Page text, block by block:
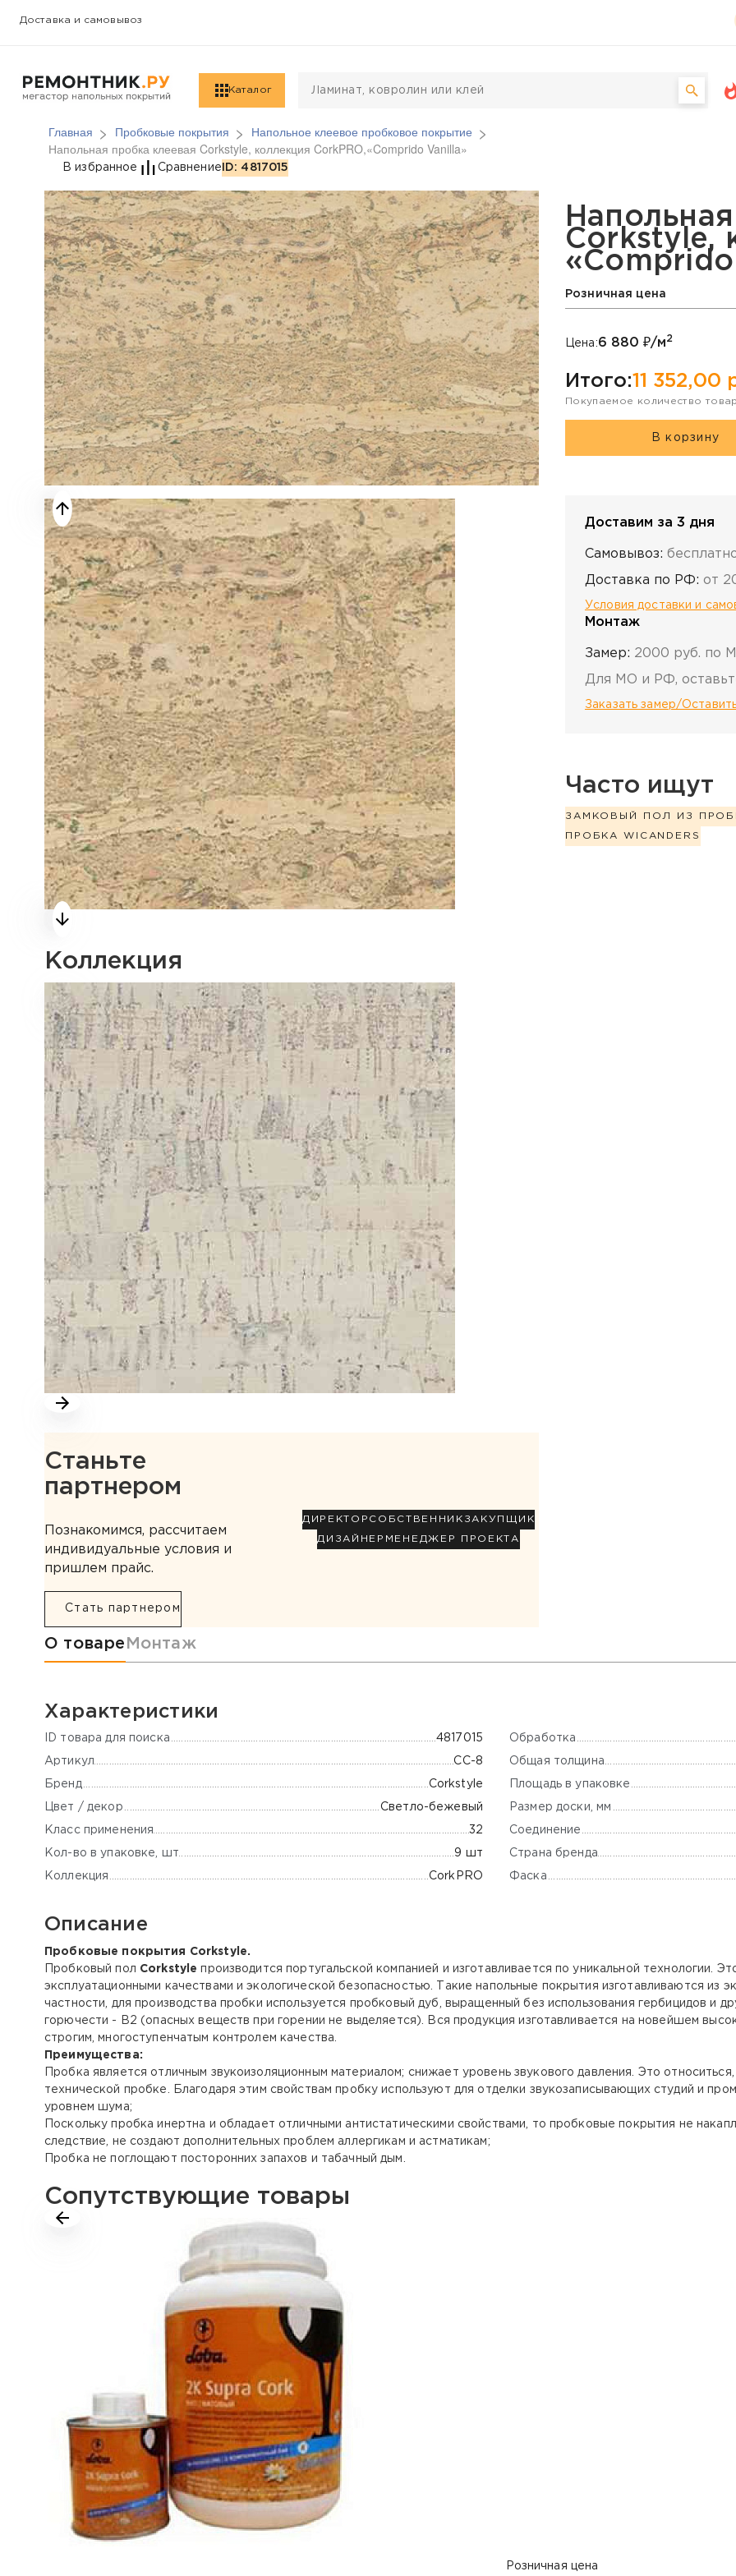
Доставка и самовывоз
Каталог
Главная Пробковые покрытия
Напольное клеевое пробковое покрытие
Напольная пробка клеевая Corkstyle, коллекция CorkPRO,«Comprido Vanilla»
Напольная пробка клеевая Corkstyle,
В избранное Сравнение ID: 4817015
Коллекция
Станьте
партнером
Познакомимся, рассчитаем
индивидуальные условия и
пришлем прайс.
Стать партнером
ДИРЕКТОР СОБСТВЕННИК ЗАКУПЩИК
ДИЗАЙНЕР МЕНЕДЖЕР ПРОЕКТА
Corkstyle,
Розничная цена
Цена:6 880 ₽/м2
Итого:11 352,00
Покупаемое количество
В корзину
Доставим за 3 дня
Самовывоз:
Доставка по РФ: от
Условия доставки и
Монтаж
Замер: 2000 руб. по
Для МО и РФ,
Заказать замер/
Часто ищут
ЗАМКОВЫЙ ПОЛ ИЗ
ПРОБКА WICANDERS
Информация о товаре
О товаре Монтаж
Характеристики
ID товара для поиска 4817015
Артикул CC-8
Бренд Corkstyle
Цвет / декор Светло-бежевый
Класс применения 32
Кол-во в упаковке, шт 9 шт
Коллекция CorkPRO
Обработка
Общая толщина
Площадь в упаковке
Размер доски, мм
Соединение
Страна бренда
Фаска
Описание
Пробковые покрытия Corkstyle.
Пробковый пол Corkstyle производится португальской компанией и изготавливается по уникальной технологии.
эксплуатационными качествами и экологической безопасностью. Такие напольные покрытия изготавливаются из
частности, для производства пробки используется пробковый дуб, выращенный без использования гербицидов и
горючести - B2 (опасных веществ при горении не выделяется). Вся продукция изготавливается на новейшем
строгим, многоступенчатым контролем качества.
Преимущества:
Пробка является отличным звукоизоляционным материалом; снижает уровень звукового давления. Это
технической пробке. Благодаря этим свойствам пробку используют для отделки звукозаписывающих студий и
уровнем шума;
Поскольку пробка инертна и обладает отличными антистатическими свойствами, то пробковые покрытия не
следствие, не создают дополнительных проблем аллергикам и астматикам;
Пробка не поглощают посторонних запахов и табачный дым.
Сопутствующие товары
Розничная цена